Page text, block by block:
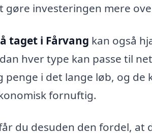
investeringen mere
taget i Fårvang kan også
hver type kan passe til
i det lange løb, og de
fornuftig.
du desuden den fordel, at